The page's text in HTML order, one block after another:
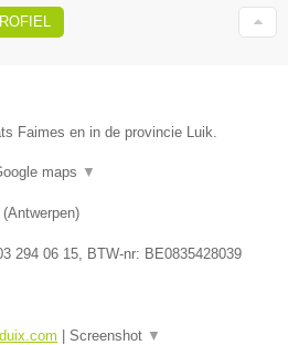
Faimes en in de provincie Luik.
maps ▼
(Antwerpen)
294 06 15, BTW-nr: BE0835428039
Screenshot ▼